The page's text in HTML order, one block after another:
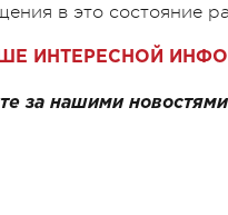
в это состояние
ИНТЕРЕСНОЙ
за нашими